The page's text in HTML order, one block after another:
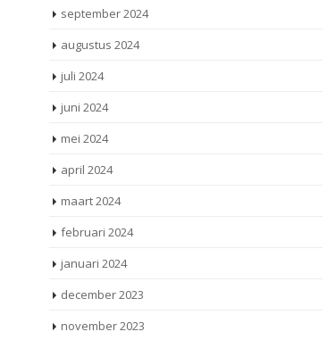
september 2024
augustus 2024
juli 2024
juni 2024
mei 2024
april 2024
maart 2024
februari 2024
januari 2024
december 2023
november 2023